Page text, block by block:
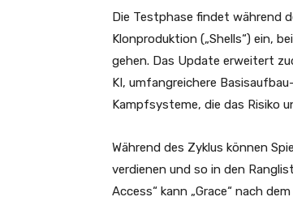
Die Testphase findet während
Klonproduktion („Shells“) ein,
gehen. Das Update erweitert
KI, umfangreichere
Kampfsysteme, die das Risiko
Während des Zyklus können
verdienen und so in den
Access“ kann „Grace“ nach